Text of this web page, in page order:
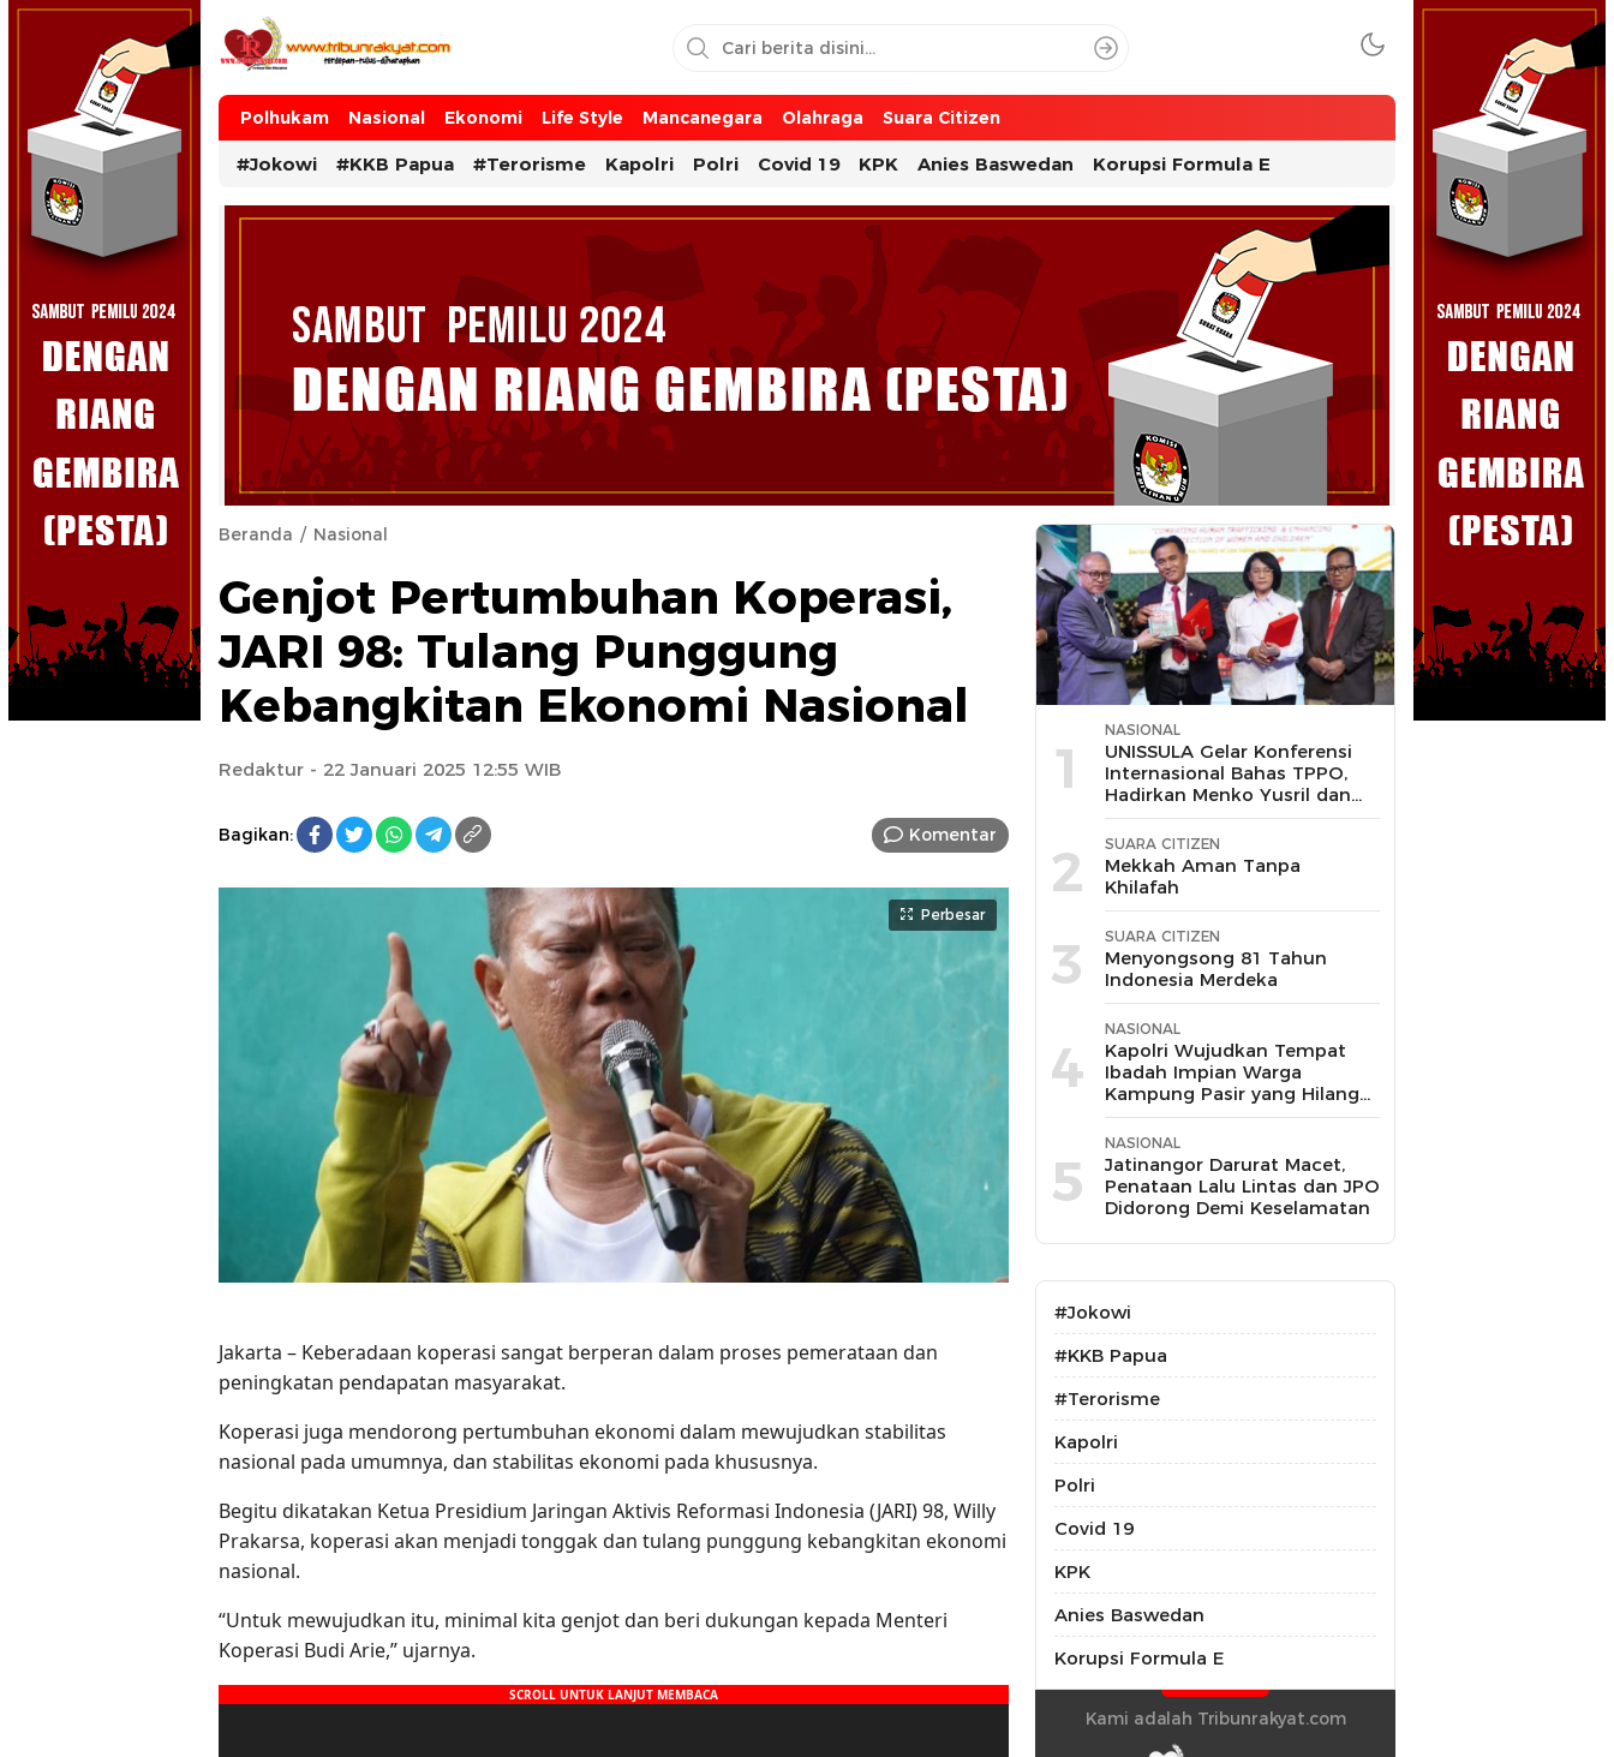
Tribun Rakyat
Tulus – Terdepan – Diharapkan
Polhukam Nasional Ekonomi Life Style Mancanegara Olahraga Suara Citizen
#Jokowi #KKB Papua #Terorisme Kapolri Polri Covid 19 KPK Anies Baswedan Korupsi Formula E
Beranda Nasional
Genjot Pertumbuhan Koperasi,
JARI 98: Tulang Punggung
Kebangkitan Ekonomi Nasional
Redaktur - 22 Januari 2025 12:55 WIB
Bagikan: Komentar
Perbesar
Jakarta – Keberadaan koperasi sangat berperan dalam proses pemerataan dan
peningkatan pendapatan masyarakat.
Koperasi juga mendorong pertumbuhan ekonomi dalam mewujudkan stabilitas
nasional pada umumnya, dan stabilitas ekonomi pada khususnya.
Begitu dikatakan Ketua Presidium Jaringan Aktivis Reformasi Indonesia (JARI) 98, Willy
Prakarsa, koperasi akan menjadi tonggak dan tulang punggung kebangkitan ekonomi
nasional.
“Untuk mewujudkan itu, minimal kita genjot dan beri dukungan kepada Menteri
Koperasi Budi Arie,” ujarnya.
1
NASIONAL
UNISSULA Gelar Konferensi
Internasional Bahas TPPO,
Hadirkan Menko Yusril dan
Wakapolri
2 SUARA CITIZEN
Mekkah Aman Tanpa
Khilafah
3 SUARA CITIZEN
Menyongsong 81 Tahun
Indonesia Merdeka
4
NASIONAL
Kapolri Wujudkan Tempat
Ibadah Impian Warga
Kampung Pasir yang Hilang
Selama 10 Tahun
5
NASIONAL
Jatinangor Darurat Macet,
Penataan Lalu Lintas dan JPO
Didorong Demi Keselamatan
#Jokowi
#KKB Papua
#Terorisme
Kapolri
Polri
Covid 19
KPK
Anies Baswedan
Korupsi Formula E
Kami adalah Tribunrakyat.com